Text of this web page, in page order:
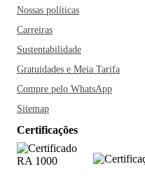
Nossas políticas
Carreiras
Sustentabilidade
Gratuidades e Meia Tarifa
Compre pelo WhatsApp
Sitemap
Certificações